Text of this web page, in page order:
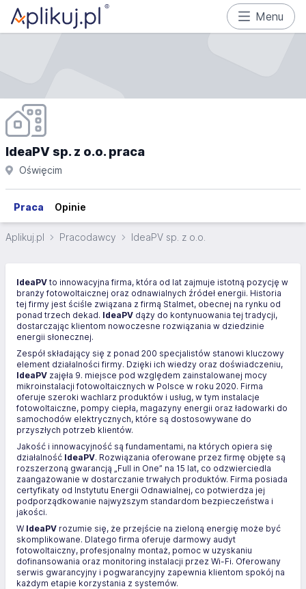
Menu
IdeaPV sp. z o.o. praca
Oświęcim
Praca Opinie
Aplikuj.pl Pracodawcy IdeaPV sp. z o.o.
IdeaPV to innowacyjna firma, która od lat zajmuje istotną pozycję w
branży fotowoltaicznej oraz odnawialnych źródeł energii. Historia
tej firmy jest ściśle związana z firmą Stalmet, obecnej na rynku od
ponad trzech dekad. IdeaPV dąży do kontynuowania tej tradycji,
dostarczając klientom nowoczesne rozwiązania w dziedzinie
energii słonecznej.
Zespół składający się z ponad 200 specjalistów stanowi kluczowy
element działalności firmy. Dzięki ich wiedzy oraz doświadczeniu,
IdeaPV zajęła 9. miejsce pod względem zainstalowanej mocy
mikroinstalacji fotowoltaicznych w Polsce w roku 2020. Firma
oferuje szeroki wachlarz produktów i usług, w tym instalacje
fotowoltaiczne, pompy ciepła, magazyny energii oraz ładowarki do
samochodów elektrycznych, które są dostosowywane do
przyszłych potrzeb klientów.
Jakość i innowacyjność są fundamentami, na których opiera się
działalność IdeaPV. Rozwiązania oferowane przez firmę objęte są
rozszerzoną gwarancją „Full in One” na 15 lat, co odzwierciedla
zaangażowanie w dostarczanie trwałych produktów. Firma posiada
certyfikaty od Instytutu Energii Odnawialnej, co potwierdza jej
podporządkowanie najwyższym standardom bezpieczeństwa i
jakości.
W IdeaPV rozumie się, że przejście na zieloną energię może być
skomplikowane. Dlatego firma oferuje darmowy audyt
fotowoltaiczny, profesjonalny montaż, pomoc w uzyskaniu
dofinansowania oraz monitoring instalacji przez Wi-Fi. Oferowany
serwis gwarancyjny i pogwarancyjny zapewnia klientom spokój na
każdym etapie korzystania z systemów.